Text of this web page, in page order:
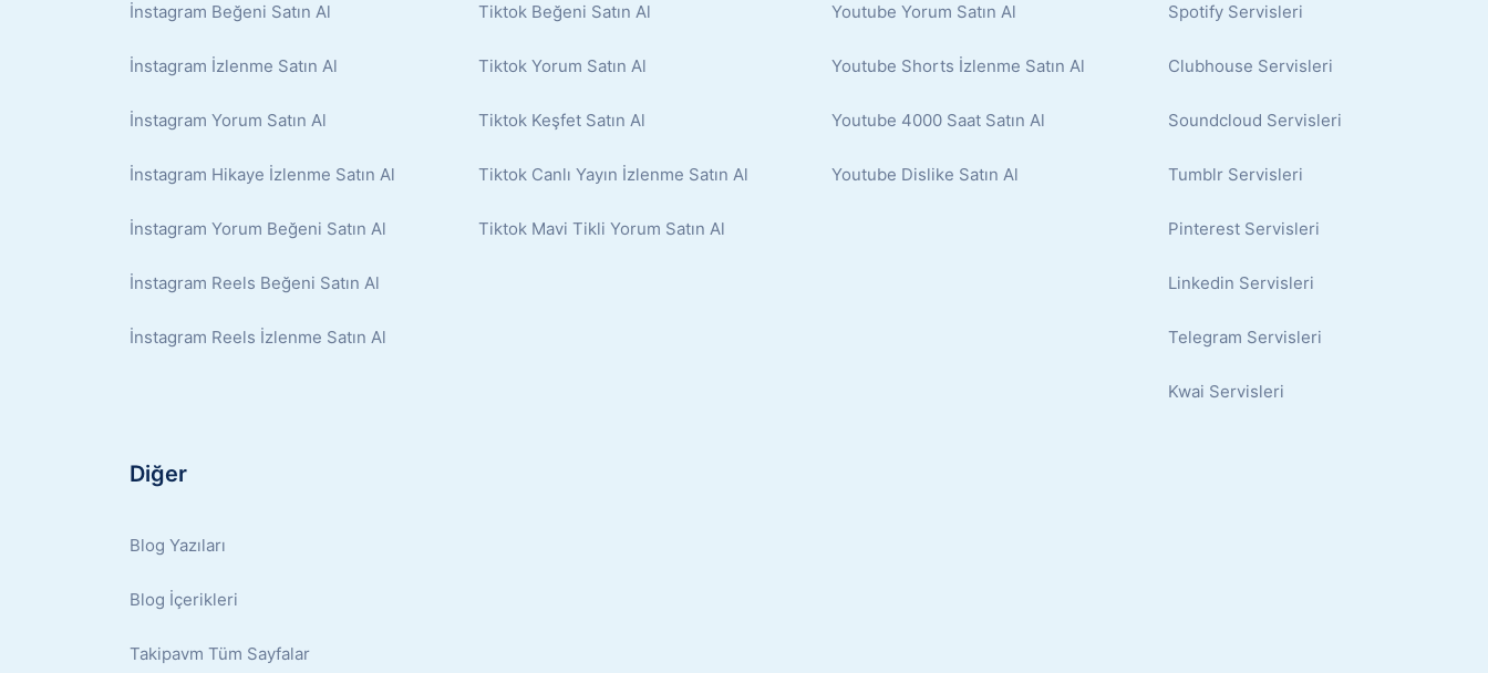
İnstagram Beğeni Satın Al
İnstagram İzlenme Satın Al
İnstagram Yorum Satın Al
İnstagram Hikaye İzlenme Satın Al
İnstagram Yorum Beğeni Satın Al
İnstagram Reels Beğeni Satın Al
İnstagram Reels İzlenme Satın Al
Tiktok Beğeni Satın Al
Tiktok Yorum Satın Al
Tiktok Keşfet Satın Al
Tiktok Canlı Yayın İzlenme Satın Al
Tiktok Mavi Tikli Yorum Satın Al
Youtube Yorum Satın Al
Youtube Shorts İzlenme Satın Al
Youtube 4000 Saat Satın Al
Youtube Dislike Satın Al
Spotify Servisleri
Clubhouse Servisleri
Soundcloud Servisleri
Tumblr Servisleri
Pinterest Servisleri
Linkedin Servisleri
Telegram Servisleri
Kwai Servisleri
Diğer
Blog Yazıları
Blog İçerikleri
Takipavm Tüm Sayfalar